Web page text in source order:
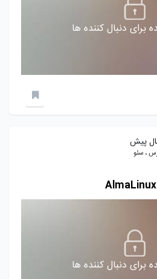
برای دنبال کننده ها
، سئو
برای دنبال کننده ها